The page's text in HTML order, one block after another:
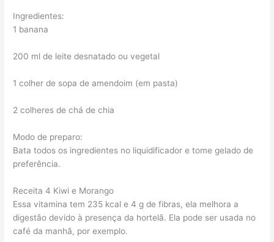
Ingredientes:
1 banana
200 ml de leite desnatado ou vegetal
1 colher de sopa de amendoim (em pasta)
2 colheres de chá de chia
Modo de preparo:
Bata todos os ingredientes no liquidificador e tome gelado de
preferência.
Receita 4 Kiwi e Morango
Essa vitamina tem 235 kcal e 4 g de fibras, ela melhora a
digestão devido à presença da hortelã. Ela pode ser usada no
café da manhã, por exemplo.